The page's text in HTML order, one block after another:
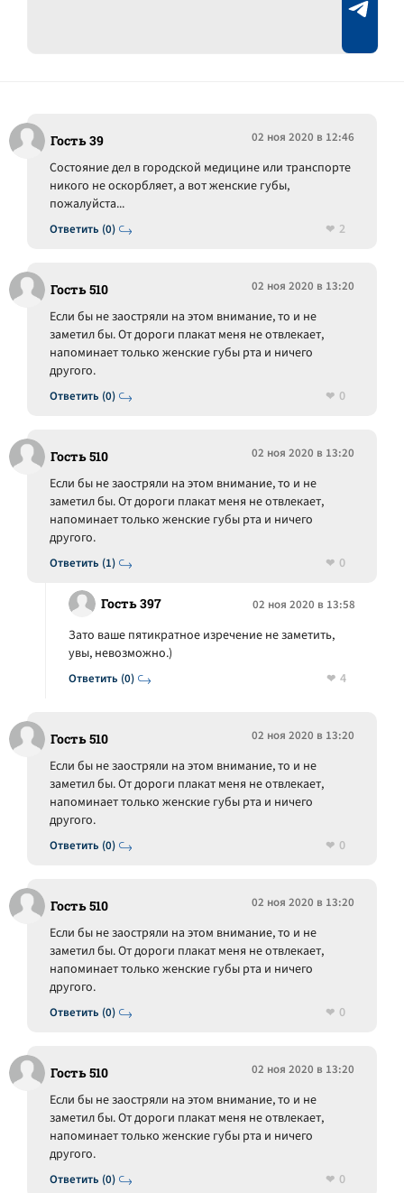
Гость 39 02 ноя 2020 в 12:46
Ответить (0)
Состояние дел в городской медицине или транспорте
никого не оскорбляет, а вот женские губы,
пожалуйста...
2
Гость 510 02 ноя 2020 в 13:20
Ответить (0)
Если бы не заостряли на этом внимание, то и не
заметил бы. От дороги плакат меня не отвлекает,
напоминает только женские губы рта и ничего
другого.
0
Гость 510 02 ноя 2020 в 13:20
Ответить (1)
Если бы не заостряли на этом внимание, то и не
заметил бы. От дороги плакат меня не отвлекает,
напоминает только женские губы рта и ничего
другого.
0
Гость 397 02 ноя 2020 в 13:58
Ответить (0)
Зато ваше пятикратное изречение не заметить,
увы, невозможно.)
4
Гость 510 02 ноя 2020 в 13:20
Ответить (0)
Если бы не заостряли на этом внимание, то и не
заметил бы. От дороги плакат меня не отвлекает,
напоминает только женские губы рта и ничего
другого.
0
Гость 510 02 ноя 2020 в 13:20
Ответить (0)
Если бы не заостряли на этом внимание, то и не
заметил бы. От дороги плакат меня не отвлекает,
напоминает только женские губы рта и ничего
другого.
0
Гость 510 02 ноя 2020 в 13:20
Ответить (0)
Если бы не заостряли на этом внимание, то и не
заметил бы. От дороги плакат меня не отвлекает,
напоминает только женские губы рта и ничего
другого.
0